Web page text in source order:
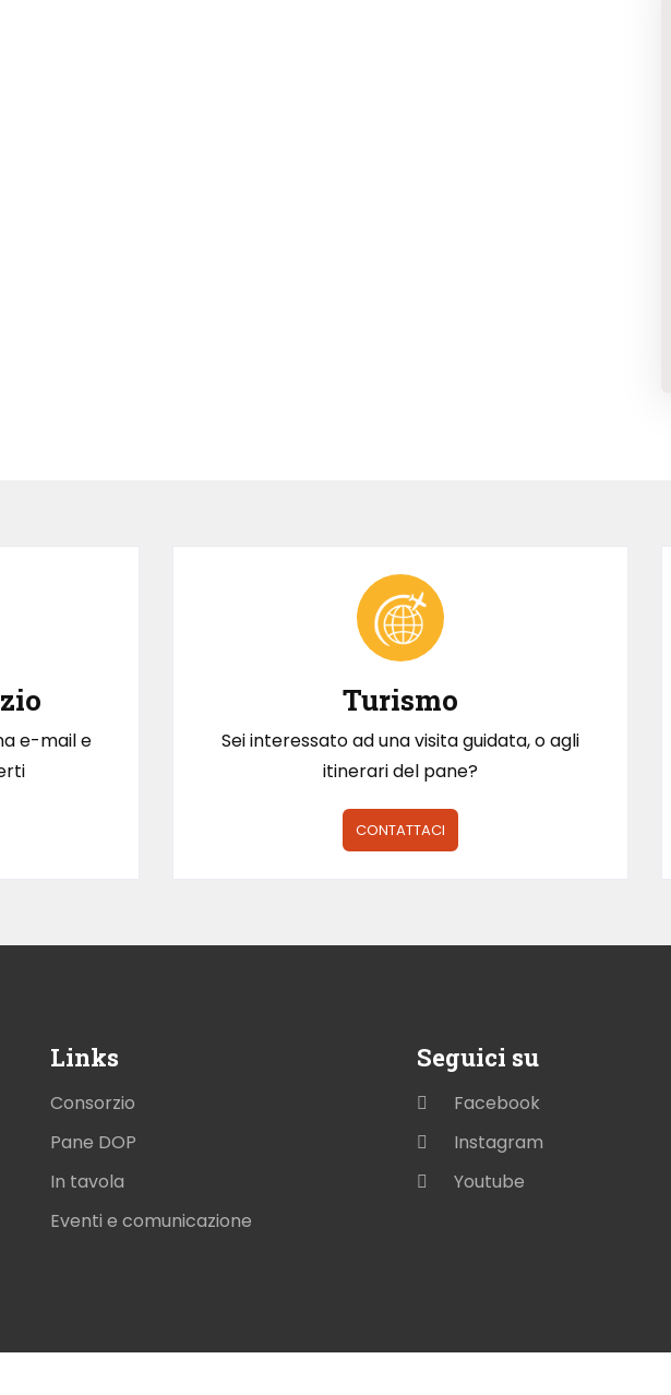
e-mail e
Turismo
Sei interessato ad una visita guidata, o agli
itinerari del pane?
CONTATTACI
Links
Consorzio
Pane DOP
In tavola
Eventi e comunicazione
Seguici su
Facebook
Instagram
Youtube